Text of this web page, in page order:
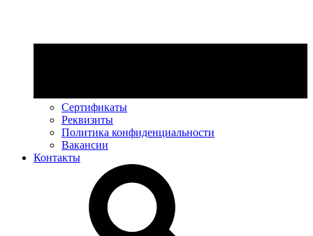
Сертификаты
Реквизиты
Политика конфиденциальности
Вакансии
Контакты